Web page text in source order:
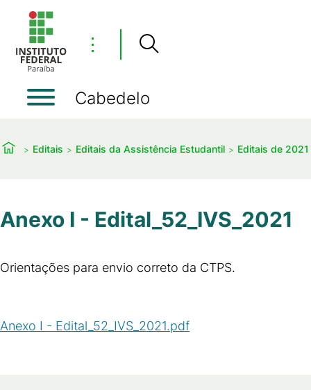
⋮
Cabedelo
Editais Editais da Assistência Estudantil Editais de 2021
Anexo I - Edital_52_IVS_2021
Orientações para envio correto da CTPS.
Anexo I - Edital_52_IVS_2021.pdf